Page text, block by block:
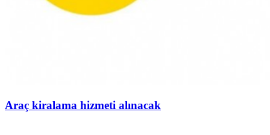
Araç kiralama hizmeti alınacak